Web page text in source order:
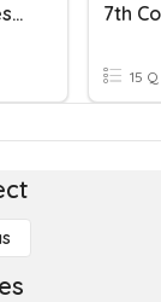
Oraciones Simples Y Compuestas
15 Q